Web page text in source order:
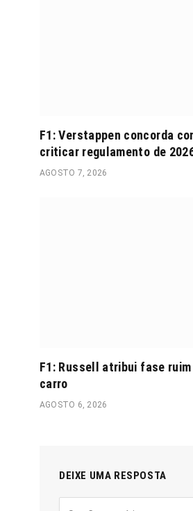
F1: Verstappen concorda
criticar regulamento de
AGOSTO 7, 2026
F1: Russell atribui fase
carro
AGOSTO 6, 2026
DEIXE UMA RESPOSTA